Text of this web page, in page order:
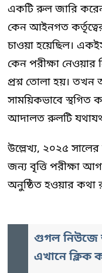
একটি রুল জারি
কেন আইনগত
চাওয়া হয়েছিল।
কেন পরীক্ষা নেওয়ার
প্রশ্ন তোলা হয়। তখন
সাময়িকভাবে স্থগিত
আদালত রুলটি যথাযথ
উল্লেখ্য, ২০২৫
জন্য বৃত্তি পরীক্ষা
অনুষ্ঠিত হওয়ার কথা
গুগল নিউজে
এখানে ক্লিক